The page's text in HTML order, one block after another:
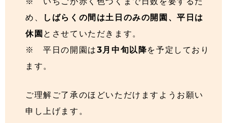
め、
しばらくの間は土日のみの開園、平日は
休園 とさせていただきます。
※ 平日の開園は3月中旬以降を予定しており
ます。
ご理解ご了承のほどいただけますようお願い
申し上げます。